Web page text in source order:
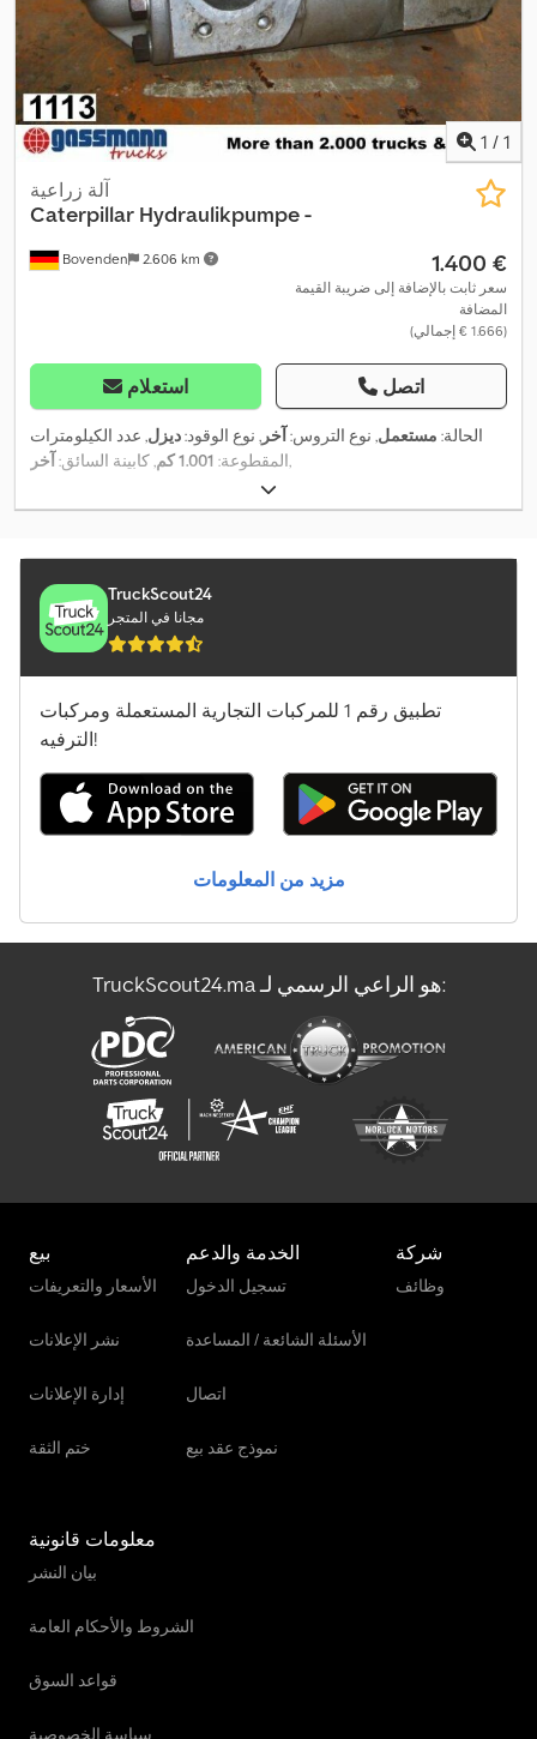
1 / 1
Bovenden 2.606 km
آلة زراعية
Caterpillar Hydraulikpumpe -
‏1.400 €
سعر ثابت بالإضافة إلى ضريبة القيمة
المضافة
(‏1.666 € إجمالي)
استعلام اتصل
الحالة: مستعمل, نوع التروس:آخر , نوع الوقود:ديزل, عدد الكيلومترات
المقطوعة: 1.001 كم , كابينة السائق:آخر ,
TruckScout24
مجانا في المتجر
تطبيق رقم 1 للمركبات التجارية المستعملة ومركبات
الترفيه!
مزيد من المعلومات
TruckScout24.ma هو الراعي الرسمي لـ:
بيع
الأسعار والتعريفات
نشر الإعلانات
إدارة الإعلانات
ختم الثقة
الخدمة والدعم
تسجيل الدخول
الأسئلة الشائعة / المساعدة
اتصال
نموذج عقد بيع
شركة
وظائف
معلومات قانونية
بيان النشر
الشروط والأحكام العامة
قواعد السوق
سياسة الخصوصية